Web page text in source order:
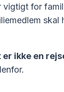
vigtigt for
skal
er ikke en